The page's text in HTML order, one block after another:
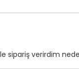
sipariş verirdim